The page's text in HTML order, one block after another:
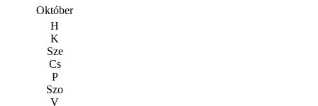
Október
H
K
Sze
Cs
P
Szo
V